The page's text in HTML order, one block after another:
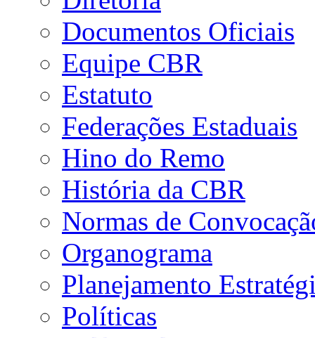
Documentos Oficiais
Equipe CBR
Estatuto
Federações Estaduais
Hino do Remo
História da CBR
Normas de
Organograma
Planejamento
Políticas